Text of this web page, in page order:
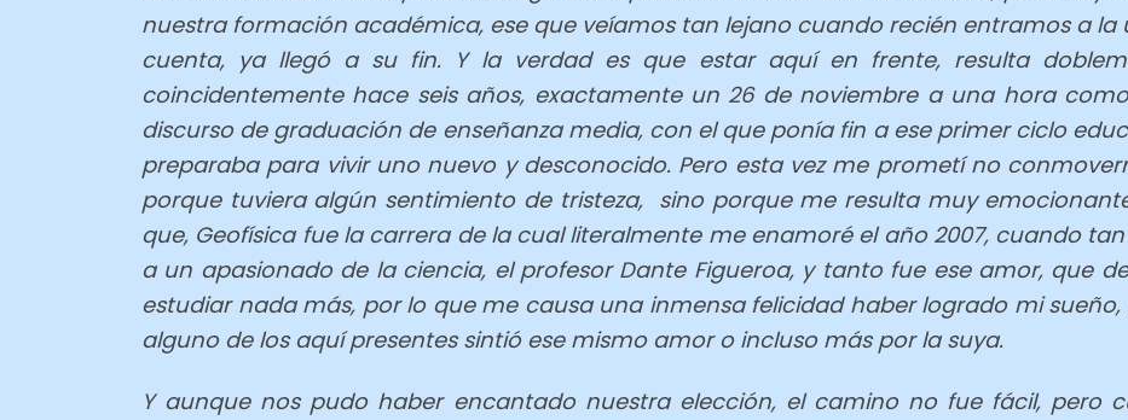
nuestra formación académica, ese que veíamos tan lejano cuando recién entramos a la
cuenta, ya llegó a su fin. Y la verdad es que estar aquí en frente, resulta
coincidentemente hace seis años, exactamente un 26 de noviembre a una hora
discurso de graduación de enseñanza media, con el que ponía fin a ese primer ciclo
preparaba para vivir uno nuevo y desconocido. Pero esta vez me prometí no
porque tuviera algún sentimiento de tristeza, sino porque me resulta muy
que, Geofísica fue la carrera de la cual literalmente me enamoré el año 2007, cuando
a un apasionado de la ciencia, el profesor Dante Figueroa, y tanto fue ese amor, que
estudiar nada más, por lo que me causa una inmensa felicidad haber logrado mi
alguno de los aquí presentes sintió ese mismo amor o incluso más por la suya.
Y aunque nos pudo haber encantado nuestra elección, el camino no fue fácil, pero